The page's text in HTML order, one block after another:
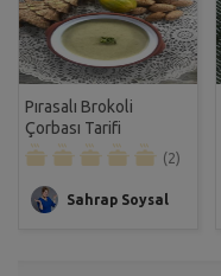
Pırasalı Brokoli
Çorbası Tarifi
(2)
Sahrap Soysal